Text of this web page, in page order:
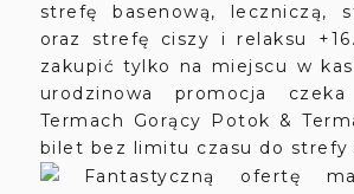
strefę basenową, leczniczą,
oraz strefę ciszy i relaksu
zakupić tylko na miejscu w
urodzinowa promocja
Termach Gorący Potok &
bilet bez limitu czasu do strefy
Fantastyczną ofertę